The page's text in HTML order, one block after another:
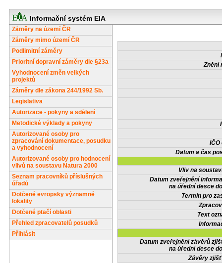
Informační systém EIA
Záměry na území ČR
Záměry mimo území ČR
Podlimitní záměry
Prioritní dopravní záměry dle §23a
Vyhodnocení změn velkých
projektů
Záměry dle zákona 244/1992 Sb.
Legislativa
Autorizace - pokyny a sdělení
Metodické výklady a pokyny
Autorizované osoby pro
zpracování dokumentace, posudku
a vyhodnocení
Autorizované osoby pro hodnocení
vlivů na soustavu Natura 2000
Seznam pracovníků příslušných
úřadů
Dotčené evropsky významné
lokality
Dotčené ptačí oblasti
Přehled zpracovatelů posudků
Přihlásit
Znění
IČO
Datum a čas
Vliv na
Datum zveřejnění
na úřední desce
Termín pro
Text
Datum zveřejnění závěrů
na úřední desce
Závěry